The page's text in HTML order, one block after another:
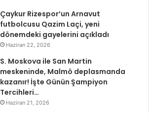
Çaykur Rizespor’un Arnavut
futbolcusu Qazim Laçi, yeni
dönemdeki gayelerini açıkladı
Haziran 22, 2026
S. Moskova ile San Martin
meskeninde, Malmö deplasmanda
kazanır! İşte Günün Şampiyon
Tercihleri…
Haziran 21, 2026